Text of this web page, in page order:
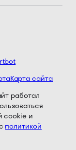
Карта сайта
работал
cookie и
политикой